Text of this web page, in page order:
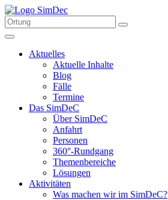
Aktuelles
Aktuelle Inhalte
Blog
Fälle
Termine
Das SimDeC
Über SimDeC
Anfahrt
Personen
360°-Rundgang
Themenbereiche
Lösungen
Aktivitäten
Was machen wir im SimDeC?